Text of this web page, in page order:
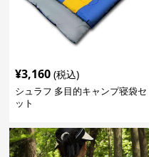
¥3,160 (税込)
シュラフ 多目的キャンプ寝袋セ
ット